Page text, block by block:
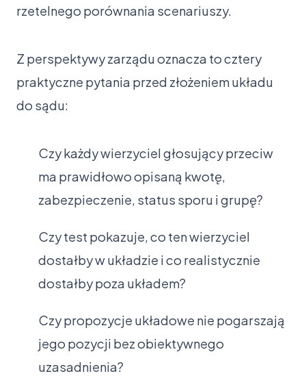
rzetelnego porównania scenariuszy.
Z perspektywy zarządu oznacza to cztery
praktyczne pytania przed złożeniem układu
do sądu:
Czy każdy wierzyciel głosujący przeciw
ma prawidłowo opisaną kwotę,
zabezpieczenie, status sporu i grupę?
Czy test pokazuje, co ten wierzyciel
dostałby w układzie i co realistycznie
dostałby poza układem?
Czy propozycje układowe nie pogarszają
jego pozycji bez obiektywnego
uzasadnienia?